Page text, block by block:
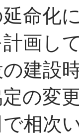
命化
画し
建設
の変
で相次